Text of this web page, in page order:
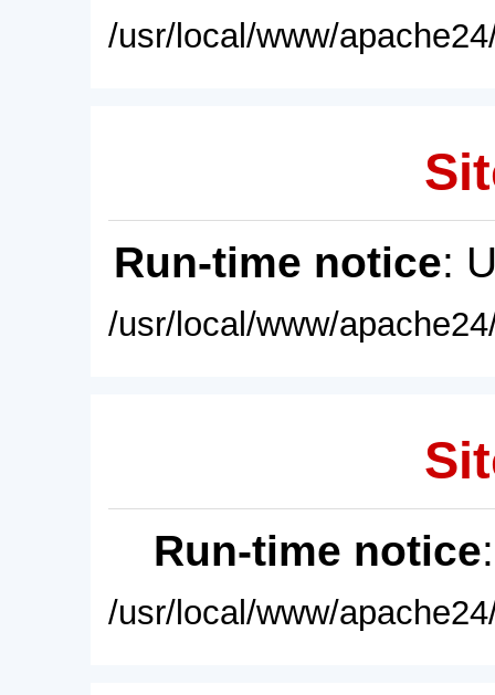
/usr/local/www/
Run-time notice:
/usr/local/www/
Run-time notice
/usr/local/www/